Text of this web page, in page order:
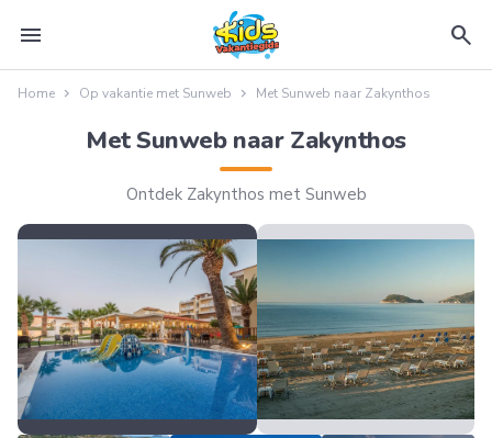
menu search
Home Op vakantie met Sunweb Met Sunweb naar Zakynthos
Met Sunweb naar Zakynthos
Ontdek Zakynthos met Sunweb